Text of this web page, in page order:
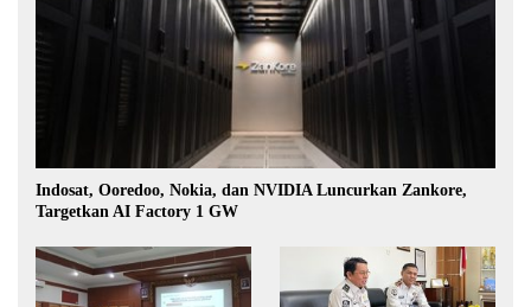
Indosat, Ooredoo, Nokia, dan NVIDIA Luncurkan Zankore,
Targetkan AI Factory 1 GW